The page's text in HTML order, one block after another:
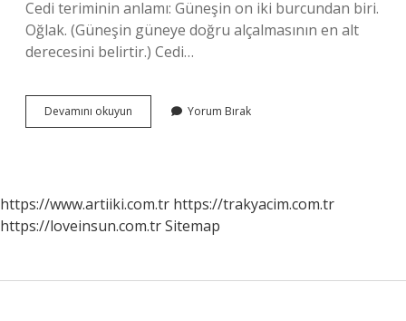
Cedi teriminin anlamı: Güneşin on iki burcundan biri.
Oğlak. (Güneşin güneye doğru alçalmasının en alt
derecesini belirtir.) Cedi…
Devamını okuyun
Cedi
Yorum Bırak
https://www.artiiki.com.tr https://trakyacim.com.tr
https://loveinsun.com.trSitemap